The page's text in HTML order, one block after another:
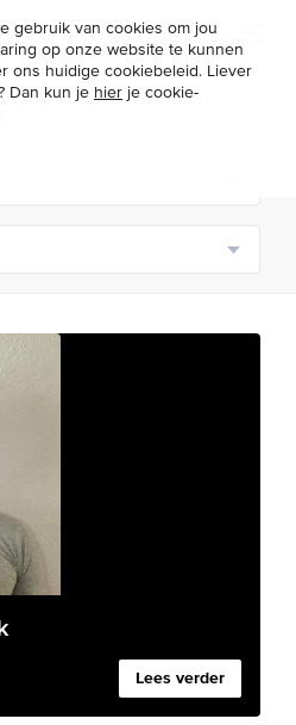
Lees verder
gebruik van cookies om jou
op onze website te kunnen
ons huidige cookiebeleid. Liever
Dan kun je hier je cookie-